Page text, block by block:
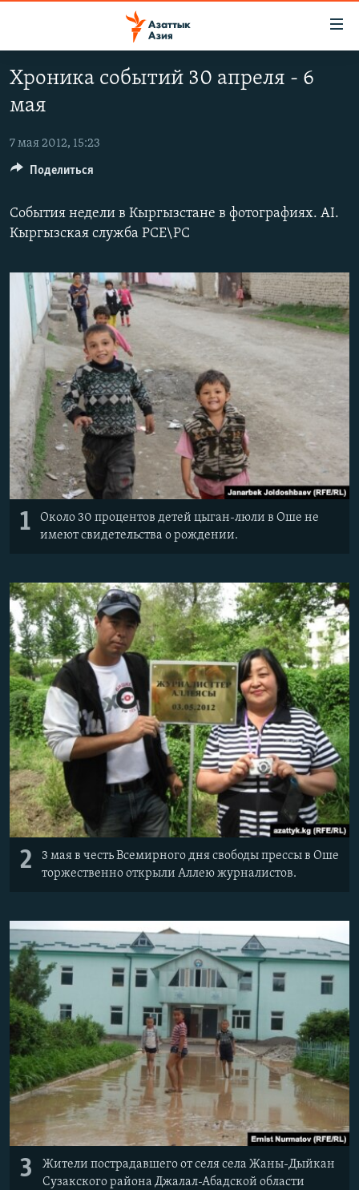
основному
Вернутся
навигации
Вернутся
ЦЕНТРАЛЬНАЯ АЗИЯ
КАЗАХСТАН
КЫРГЫЗСТАН
УЗБЕКИСТАН
НОВОСТИ
ВОЙНА В УКРАИНЕ
НА ДРУГИХ ЯЗЫКАХ
КЫРГЫЗЧА
ТОҶИКӢ
TÜRKMENÇE
ПОДПИШИТЕСЬ НА НАС В СОЦСЕТЯХ
Все сайты РСЕ/РС
Хроника событий 30 апреля - 6
мая
7 мая 2012, 15:23
События недели в Кыргызстане в фотографиях. AI.
Кыргызская служба РСЕ\РС
1
Около 30 процентов детей цыган-люли в Оше не
имеют свидетельства о рождении.
2
3 мая в честь Всемирного дня свободы прессы в Оше
торжественно открыли Аллею журналистов.
3
Жители пострадавшего от селя села Жаны-Дыйкан
Сузакского района Джалал-Абадской области
Поделиться